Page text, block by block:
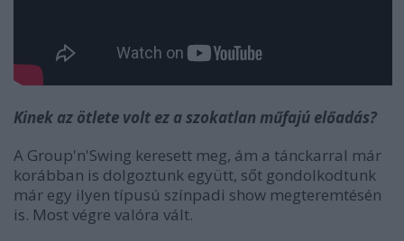
Kinek az ötlete volt ez a szokatlan műfajú előadás?
A Group'n'Swing keresett meg, ám a tánckarral már
korábban is dolgoztunk együtt, sőt gondolkodtunk
már egy ilyen típusú színpadi show megteremtésén
is. Most végre valóra vált.